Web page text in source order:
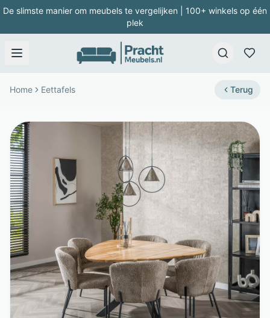
De slimste manier om meubels te vergelijken | 100+ winkels op één
plek
Home Eettafels Terug